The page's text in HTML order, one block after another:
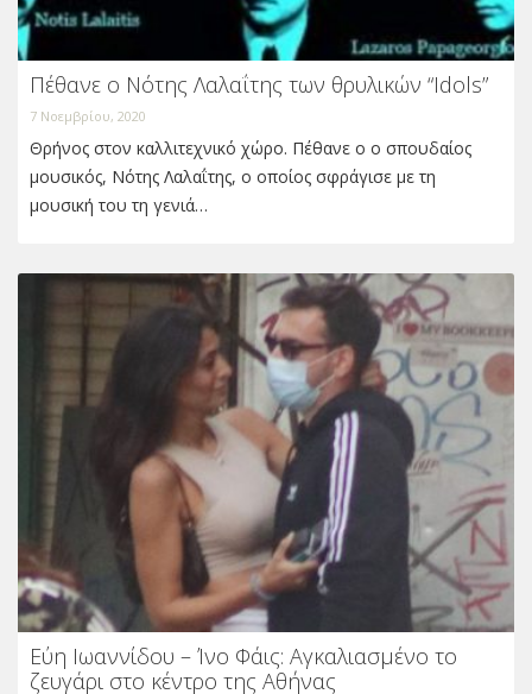
Πέθανε ο Νότης Λαλαΐτης των θρυλικών “Idols”
7 Νοεμβρίου, 2020
Θρήνος στον καλλιτεχνικό χώρο. Πέθανε ο ο σπουδαίος
μουσικός, Νότης Λαλαΐτης, ο οποίος σφράγισε με τη
μουσική του τη γενιά…
Εύη Ιωαννίδου – Ίνο Φάις: Αγκαλιασμένο το
ζευγάρι στο κέντρο της Αθήνας